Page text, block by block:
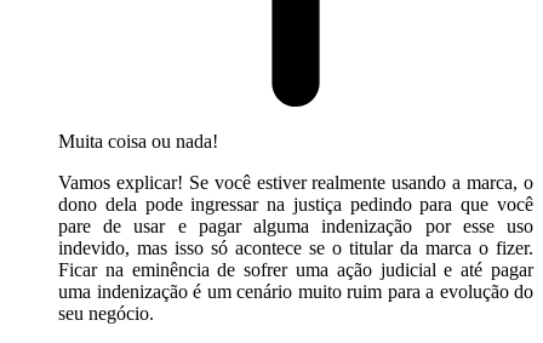
Muita coisa ou nada!
Vamos explicar! Se você estiver realmente usando a marca, o
dono dela pode ingressar na justiça pedindo para que você
pare de usar e pagar alguma indenização por esse uso
indevido, mas isso só acontece se o titular da marca o fizer.
Ficar na eminência de sofrer uma ação judicial e até pagar
uma indenização é um cenário muito ruim para a evolução do
seu negócio.